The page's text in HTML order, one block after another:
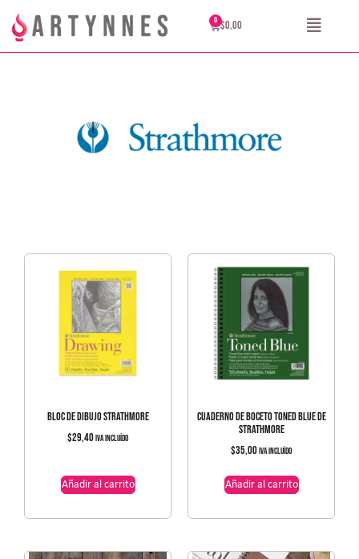
$0,00
BLOC DE DIBUJO STRATHMORE
$29,40IVA incluído
Añadir al carrito
CUADERNO DE BOCETO TONED BLUE DE
STRATHMORE
$35,00IVA incluído
Añadir al carrito